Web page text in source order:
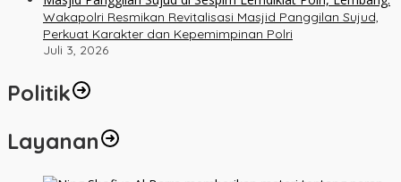
Wakapolri Resmikan Revitalisasi Masjid Panggilan Sujud,
Perkuat Karakter dan Kepemimpinan Polri
Juli 3, 2026
Politik
Layanan